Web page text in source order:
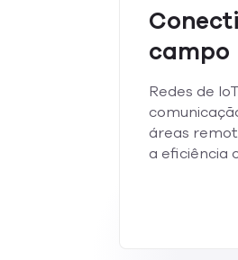
campo
Redes de
áreas
a eficiência